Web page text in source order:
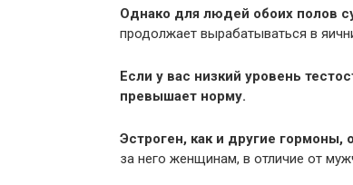
Однако для людей обоих полов
продолжает вырабатываться в
Если у вас низкий уровень
превышает норму.
Эстроген, как и другие гормоны,
за него женщинам, в отличие от